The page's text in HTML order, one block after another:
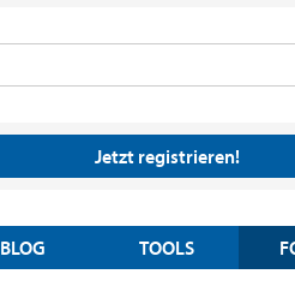
Jetzt registrieren!
BLOG TOOLS